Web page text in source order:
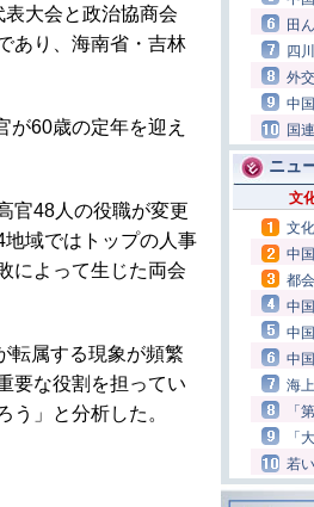
大会と政治協商会
あり、海南省・吉林
が60歳の定年を迎え
官48人の役職が変更
域ではトップの人事
によって生じた両会
転属する現象が頻繁
要な役割を担ってい
」と分析した。